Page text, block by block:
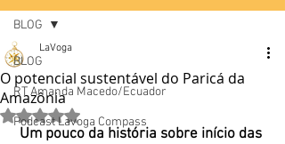
BLOG
RT Amanda Macedo/Ecuador
Podcast Lavoga Compass
BLOG
O potencial sustentável do Paricá da
Amazônia
LaVoga
Avaliado com NaN de 5 estrelas.
Um pouco da história sobre início das